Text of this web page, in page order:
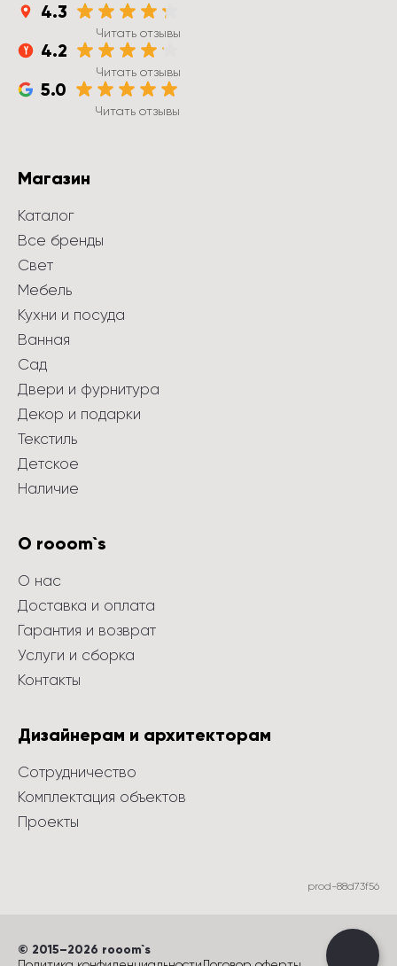
4.3
Читать отзывы
4.2
Читать отзывы
5.0
Читать отзывы
Магазин
Каталог
Все бренды
Свет
Мебель
Кухни и посуда
Ванная
Сад
Двери и фурнитура
Декор и подарки
Текстиль
Детское
Наличие
О rooom`s
О нас
Доставка и оплата
Гарантия и возврат
Услуги и сборка
Контакты
Дизайнерам и архитекторам
Сотрудничество
Комплектация объектов
Проекты
prod-88d73f56
© 2015–2026 rooom`s